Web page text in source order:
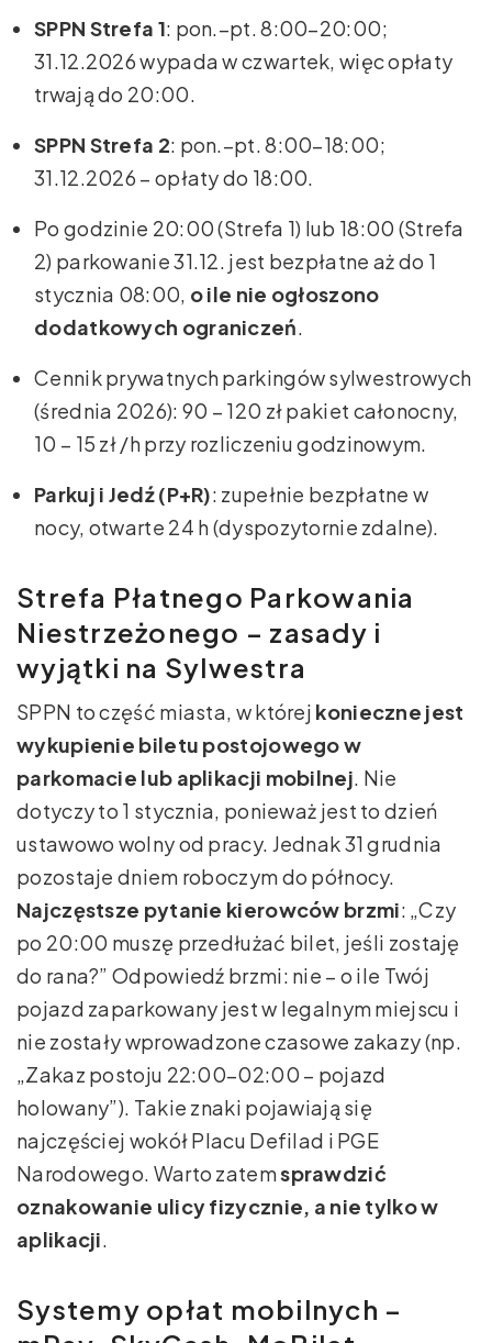
SPPN Strefa 1: pon.–pt. 8:00–20:00;
31.12.2026 wypada w czwartek, więc opłaty
trwają do 20:00.
SPPN Strefa 2: pon.–pt. 8:00–18:00;
31.12.2026 – opłaty do 18:00.
Po godzinie 20:00 (Strefa 1) lub 18:00 (Strefa
2) parkowanie 31.12. jest bezpłatne aż do 1
stycznia 08:00, o ile nie ogłoszono
dodatkowych ograniczeń.
Cennik prywatnych parkingów sylwestrowych
(średnia 2026): 90 – 120 zł pakiet całonocny,
10 – 15 zł /h przy rozliczeniu godzinowym.
Parkuj i Jedź (P+R): zupełnie bezpłatne w
nocy, otwarte 24 h (dyspozytornie zdalne).
Strefa Płatnego Parkowania
Niestrzeżonego – zasady i
wyjątki na Sylwestra
SPPN to część miasta, w której konieczne jest
wykupienie biletu postojowego w
parkomacie lub aplikacji mobilnej. Nie
dotyczy to 1 stycznia, ponieważ jest to dzień
ustawowo wolny od pracy. Jednak 31 grudnia
pozostaje dniem roboczym do północy.
Najczęstsze pytanie kierowców brzmi: „Czy
po 20:00 muszę przedłużać bilet, jeśli zostaję
do rana?” Odpowiedź brzmi: nie – o ile Twój
pojazd zaparkowany jest w legalnym miejscu i
nie zostały wprowadzone czasowe zakazy (np.
„Zakaz postoju 22:00–02:00 – pojazd
holowany”). Takie znaki pojawiają się
najczęściej wokół Placu Defilad i PGE
Narodowego. Warto zatemsprawdzić
oznakowanie ulicy fizycznie, a nie tylko w
aplikacji.
Systemy opłat mobilnych –